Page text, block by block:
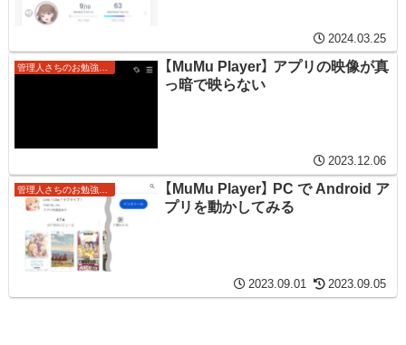
2024.03.25
【MuMu Player】 アプリの映像が真
っ暗で映らない
2023.12.06
管理人さちのお勉強ノート
【MuMu Player】 PC で Android ア
プリを動かしてみる
2023.09.01 2023.09.05